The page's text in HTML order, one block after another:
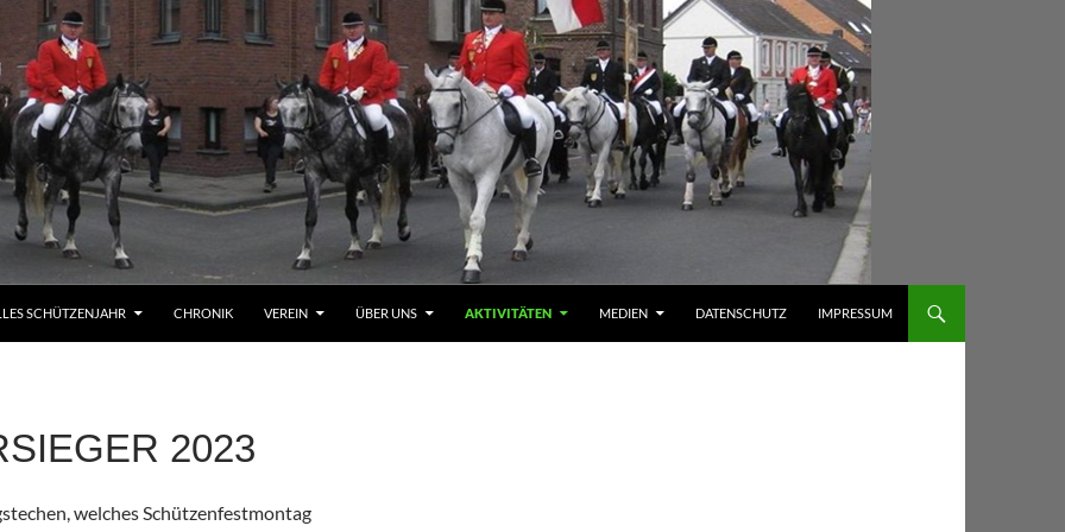
SCHÜTZENJAHR CHRONIK VEREIN ÜBER UNS AKTIVITÄTEN MEDIEN DATENSCHUTZ IMPRESSUM
2023
welches Schützenfestmontag